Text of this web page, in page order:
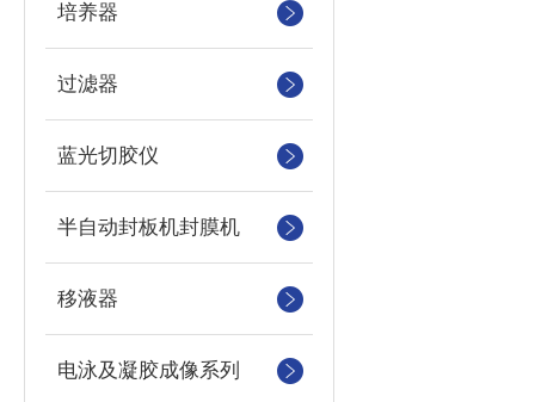
培养器
过滤器
蓝光切胶仪
半自动封板机封膜机
移液器
电泳及凝胶成像系列